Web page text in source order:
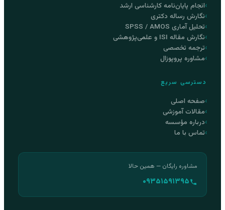
انجام پایان‌نامه کارشناسی ارشد
نگارش رساله دکتری
تحلیل آماری SPSS / AMOS
نگارش مقاله ISI و علمی‌پژوهشی
ترجمه تخصصی
مشاوره پروپوزال
دسترسی سریع
صفحه اصلی
مقالات آموزشی
درباره مؤسسه
تماس با ما
مشاوره رایگان — همین حالا
۰۹۳۵۱۵۹۱۳۹۵